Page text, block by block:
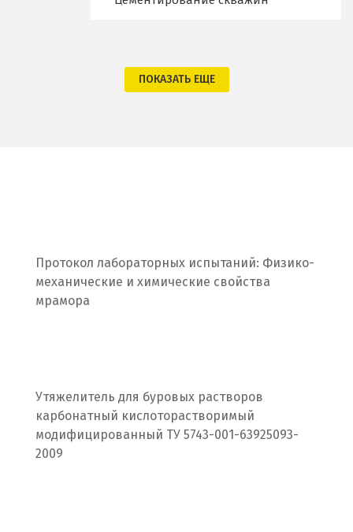
Первоуральск
Пермь
Псков
Пушкино
ПОКАЗАТЬ ЕЩЕ
Протокол лабораторных испытаний: Физико-
механические и химические свойства
мрамора
Утяжелитель для буровых растворов
карбонатный кислоторастворимый
модифицированный ТУ 5743-001-63925093-
2009